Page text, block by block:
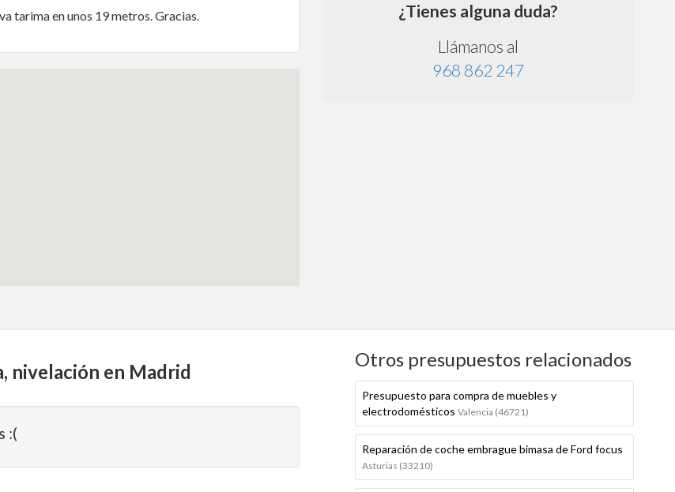
tarima en unos 19 metros. Gracias.
¿Tienes alguna duda?
Llámanos al
968 862 247
nivelación en Madrid
:(
Otros presupuestos relacionados
Presupuesto para compra de muebles y
electrodomésticos Valencia (46721)
Reparación de coche embrague bimasa de Ford focus
Asturias (33210)